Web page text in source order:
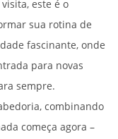
este é o
sua rotina de
fascinante, onde
para novas
sempre.
combinando
começa agora –